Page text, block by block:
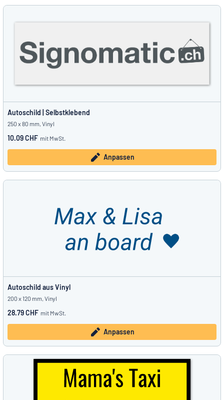
Autoschild | Selbstklebend
250 x 80 mm, Vinyl
10.09 CHF mit MwSt.
Anpassen
Autoschild aus Vinyl
200 x 120 mm, Vinyl
28.79 CHF mit MwSt.
Anpassen